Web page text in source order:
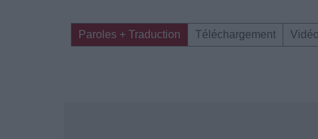
Paroles + Traduction Téléchargement